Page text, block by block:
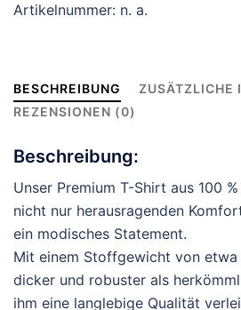
Artikelnummer: n. a.
BESCHREIBUNG
ZUSÄTZLICHE
REZENSIONEN (0)
Beschreibung:
Unser Premium T-Shirt aus 100
nicht nur herausragenden
ein modisches Statement.
Mit einem Stoffgewicht von etwa
dicker und robuster als
ihm eine langlebige Qualität